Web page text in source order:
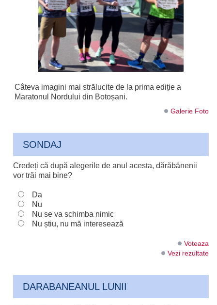
Câteva imagini mai strălucite de la prima ediție a
Maratonul Nordului din Botoșani.
Galerie Foto
SONDAJ
Credeți că după alegerile de anul acesta, dărăbănenii
vor trăi mai bine?
Da
Nu
Nu se va schimba nimic
Nu știu, nu mă interesează
Voteaza
Vezi rezultate
DARABANEANUL LUNII